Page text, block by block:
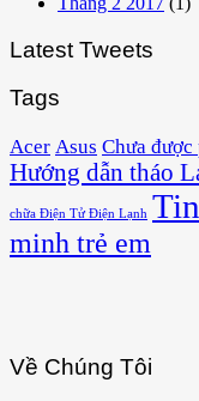
Latest Tweets
Tags
Acer Asus Chưa
Hướng dẫn tháo
chữa Điện Tử Điện Lạnh
minh trẻ em
Về Chúng Tôi